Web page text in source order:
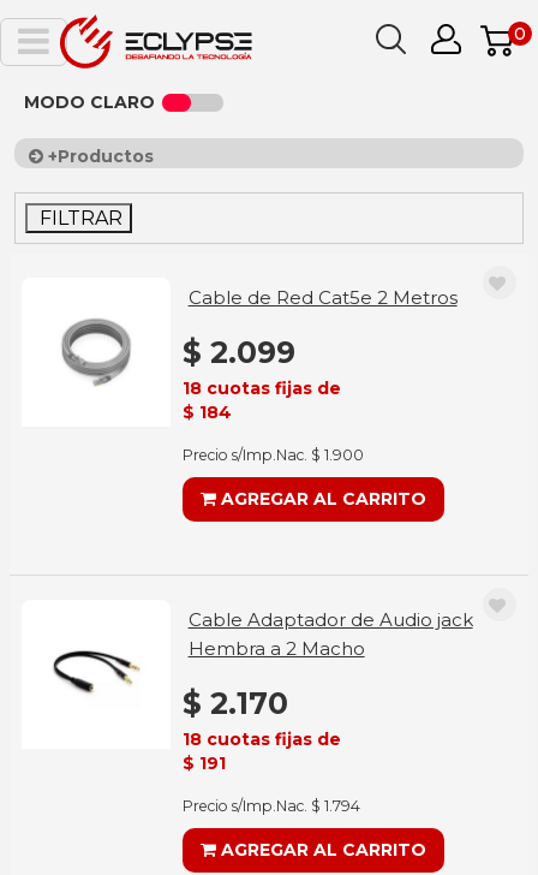
0
MODO CLARO
+Productos
FILTRAR
Cable de Red Cat5e 2 Metros
$ 2.099
18 cuotas fijas de
$ 184
Precio s/Imp.Nac. $ 1.900
AGREGAR AL CARRITO
Cable Adaptador de Audio jack
Hembra a 2 Macho
$ 2.170
18 cuotas fijas de
$ 191
Precio s/Imp.Nac. $ 1.794
AGREGAR AL CARRITO